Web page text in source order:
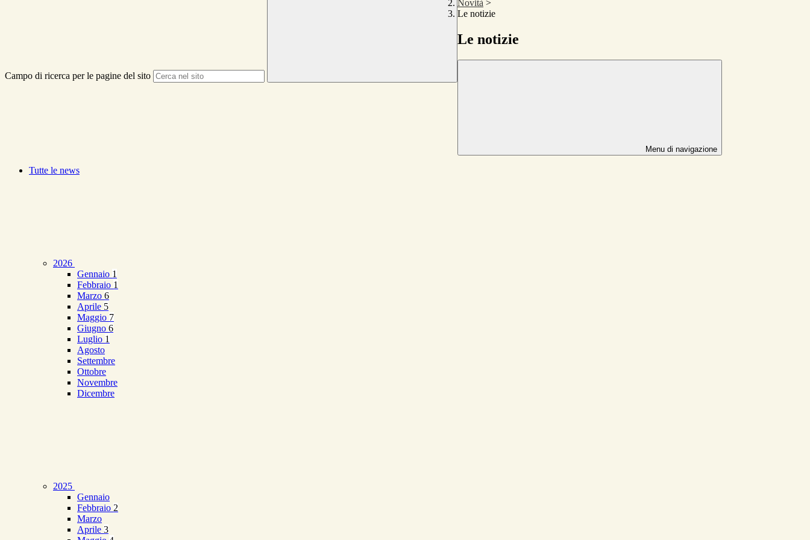
Campo di ricerca per le pagine del sito
Novità >
Le notizie
Le notizie
Menu di navigazione
Tutte le news
2026
Gennaio 1
Febbraio 1
Marzo 6
Aprile 5
Maggio 7
Giugno 6
Luglio 1
Agosto
Settembre
Ottobre
Novembre
Dicembre
2025
Gennaio
Febbraio 2
Marzo
Aprile 3